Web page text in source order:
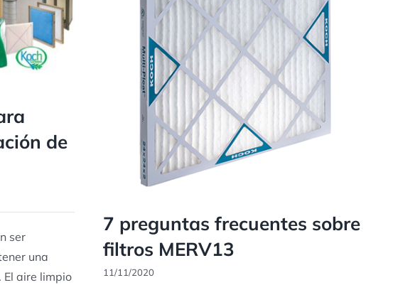
de
ser
una
aire limpio
7 preguntas frecuentes sobre
filtros MERV13
11/11/2020